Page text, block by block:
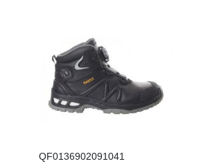
QF0136902091041